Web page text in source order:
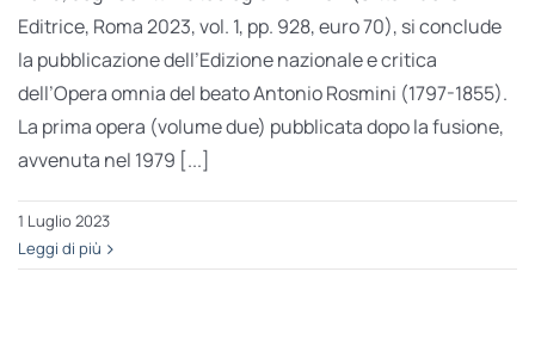
Editrice, Roma 2023, vol. 1, pp. 928, euro 70), si conclude
la pubblicazione dell’Edizione nazionale e critica
dell’Opera omnia del beato Antonio Rosmini (1797-1855).
La prima opera (volume due) pubblicata dopo la fusione,
avvenuta nel 1979 [...]
1 Luglio 2023
Leggi di più